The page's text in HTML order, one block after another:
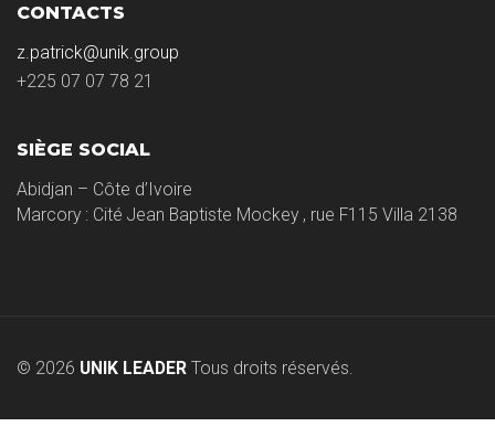
CONTACTS
z.patrick@unik.group
+225 07 07 78 21
SIÈGE SOCIAL
Abidjan – Côte d’Ivoire
Marcory : Cité Jean Baptiste Mockey , rue F115 Villa 2138
© 2026 UNIK LEADER Tous droits réservés.